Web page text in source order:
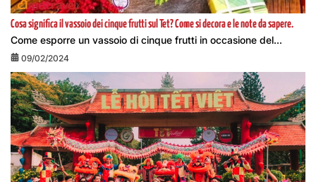
Cosa significa il vassoio dei cinque frutti sul Tet? Come si decora e le note da sapere.
Come esporre un vassoio di cinque frutti in occasione del...
09/02/2024